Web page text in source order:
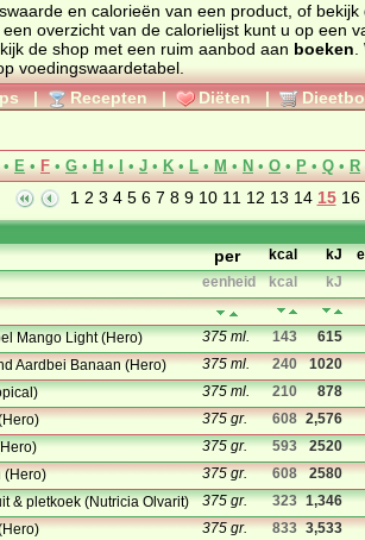
en calorieën van een product, of bekijk
overzicht van de calorielijst kunt u op een
de shop met een ruim aanbod aan boeken
voedingswaardetabel
| Recepten | Diëten |
• E • F • G • H • • J • K• L • M • N • O • P • Q • R
1 2 3 4 5 6 7 8 9 10 11 12 13 14 15 16
per kcal kJ
eenheid
kcal kJ
Mango Light (Hero) 375 ml. 143 615
Aardbei Banaan (Hero)
375 ml. 240 1020
375 ml. 210 878
375 gr. 608 2,576
375 gr. 593 2520
(Hero)
375 gr. 608 2580
& pletkoek (Nutricia Olvarit)
375 gr. 323 1,346
375 gr. 833 3,533